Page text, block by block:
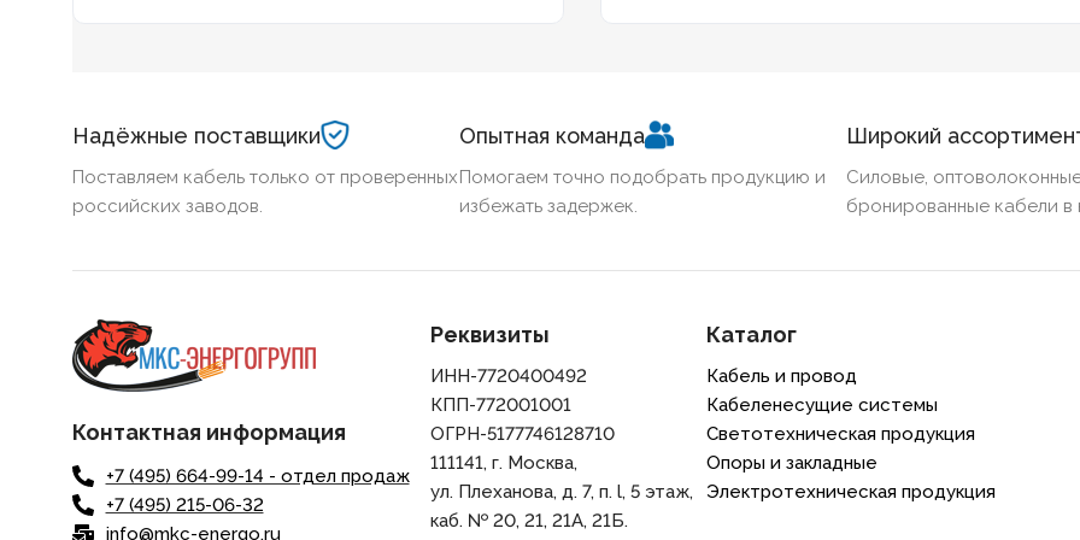
Надёжные поставщики
Поставляем кабель только от проверенных
российских заводов.
Опытная команда
Помогаем точно подобрать продукцию и
избежать задержек.
Широкий
Силовые,
бронированные кабели в
Контактная информация
+7 (495) 664-99-14 - отдел продаж
+7 (495) 215-06-32
info@mkc-energo.ru
Реквизиты
ИНН-7720400492
КПП-772001001
ОГРН-5177746128710
111141, г. Москва,
ул. Плеханова, д. 7, п. l, 5 этаж,
каб. № 20, 21, 21A, 21Б.
Каталог
Кабель и провод
Кабеленесущие системы
Светотехническая продукция
Опоры и закладные
Электротехническая продукция